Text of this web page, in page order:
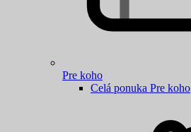
Pre koho
Celá ponuka Pre koho